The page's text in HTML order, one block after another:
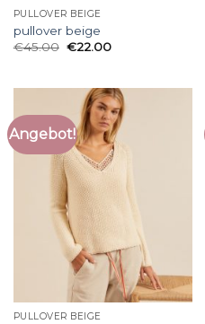
PULLOVER BEIGE
pullover beige
€45.00 €22.00
Angebot!
PULLOVER BEIGE